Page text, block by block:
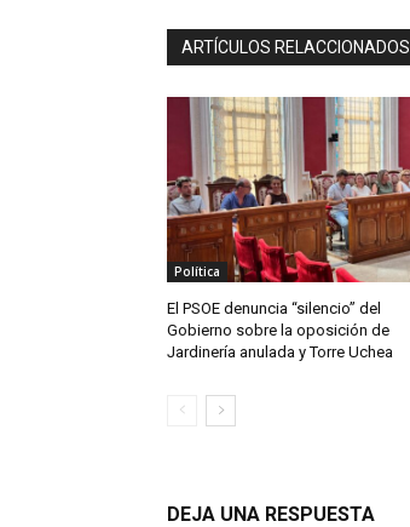
ARTÍCULOS RELACCIONADOS
Política
El PSOE denuncia “silencio” del
Gobierno sobre la oposición de
Jardinería anulada y Torre Uchea
DEJA UNA RESPUESTA